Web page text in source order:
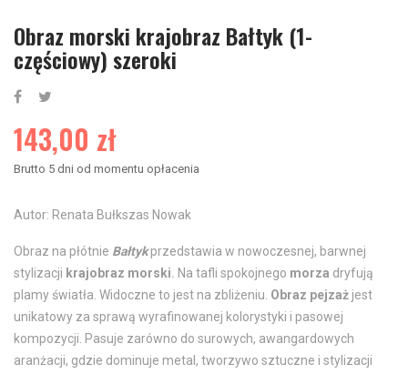
Obraz morski krajobraz Bałtyk (1-
częściowy) szeroki
143,00 zł
Brutto 5 dni od momentu opłacenia
Autor: Renata Bułkszas Nowak
Obraz na płótnie Bałtykprzedstawia w nowoczesnej, barwnej
stylizacji krajobraz morski. Na tafli spokojnego morza dryfują
plamy światła. Widoczne to jest na zbliżeniu. Obraz pejzaż jest
unikatowy za sprawą wyrafinowanej kolorystyki i pasowej
kompozycji. Pasuje zarówno do surowych, awangardowych
aranżacji, gdzie dominuje metal, tworzywo sztuczne i stylizacji